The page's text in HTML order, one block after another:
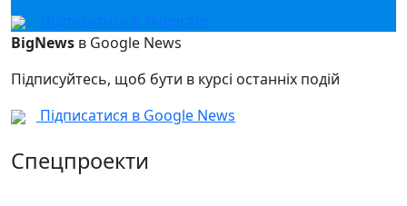
Підписатися в Telegram
BigNews в Google News
Підписуйтесь, щоб бути в курсі останніх подій
Підписатися в Google News
Спецпроекти